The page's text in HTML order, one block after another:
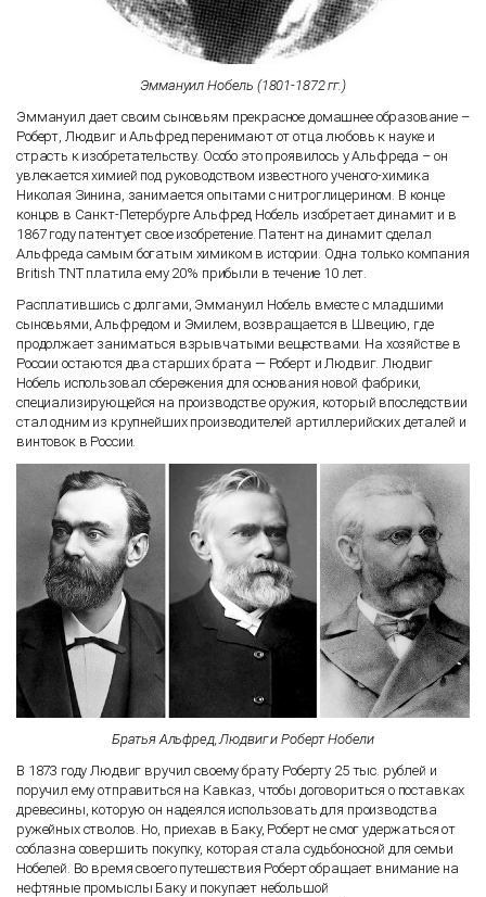
Эммануил Нобель (1801-1872 гг.)
Эммануил дает своим сыновьям прекрасное домашнее образование –
Роберт, Людвиг и Альфред перенимают от отца любовь к науке и
страсть к изобретательству. Особо это проявилось у Альфреда – он
увлекается химией под руководством известного ученого-химика
Николая Зинина, занимается опытами с нитроглицерином. В конце
концов в Санкт-Петербурге Альфред Нобель изобретает динамит и в
1867 году патентует свое изобретение. Патент на динамит сделал
Альфреда самым богатым химиком в истории. Одна только компания
British TNT платила ему 20% прибыли в течение 10 лет.
Расплатившись с долгами, Эммануил Нобель вместе с младшими
сыновьями, Альфредом и Эмилем, возвращается в Швецию, где
продолжает заниматься взрывчатыми веществами. На хозяйстве в
России остаются два старших брата — Роберт и Людвиг. Людвиг
Нобель использовал сбережения для основания новой фабрики,
специализирующейся на производстве оружия, который впоследствии
стал одним из крупнейших производителей артиллерийских деталей и
винтовок в России.
Братья Альфред, Людвиг и Роберт Нобели
В 1873 году Людвиг вручил своему брату Роберту 25 тыс. рублей и
поручил ему отправиться на Кавказ, чтобы договориться о поставках
древесины, которую он надеялся использовать для производства
ружейных стволов. Но, приехав в Баку, Роберт не смог удержаться от
соблазна совершить покупку, которая стала судьбоносной для семьи
Нобелей. Во время своего путешествия Роберт обращает внимание на
нефтяные промыслы Баку и покупает небольшой